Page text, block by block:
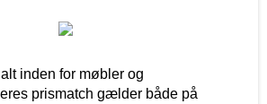
inden for møbler og
prismatch gælder både på